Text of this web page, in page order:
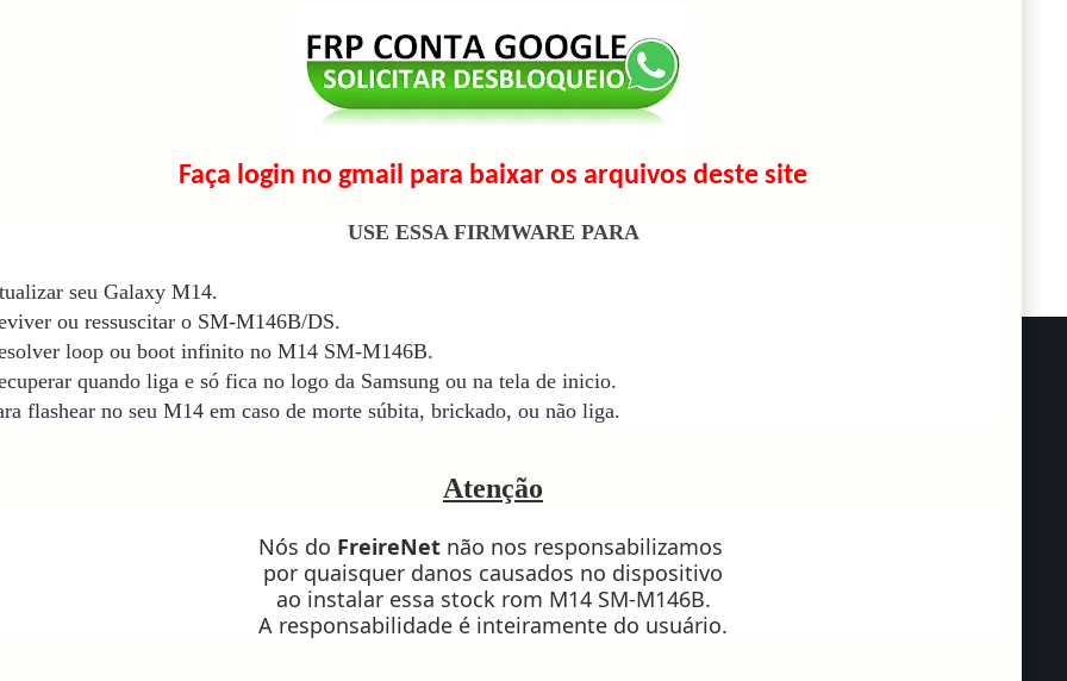
Faça login no gmail para baixar os arquivos deste site
USE ESSA FIRMWARE PARA
seu Galaxy M14.
ou ressuscitar o SM-M146B/DS.
loop ou boot infinito no M14 SM-M146B.
quando liga e só fica no logo da Samsung ou na tela de inicio.
flashear no seu M14 em caso de morte súbita, brickado, ou não liga.
Atenção
Nós do FreireNetnão nos responsabilizamos
por quaisquer danos causados no dispositivo
ao instalar essa stock rom M14 SM-M146B.
A responsabilidade é inteiramente do usuário.